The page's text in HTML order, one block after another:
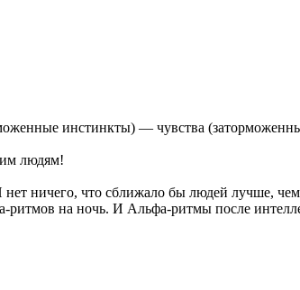
инстинкты) — чувства
людям!
нет ничего, что сближало бы людей лучше,
на ночь. И Альфа-ритмы после